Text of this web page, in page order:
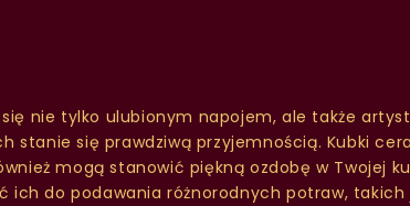
nie tylko ulubionym napojem, ale także
stanie się prawdziwą przyjemnością. Kubki
mogą stanowić piękną ozdobę w Twojej
ich do podawania różnorodnych potraw,